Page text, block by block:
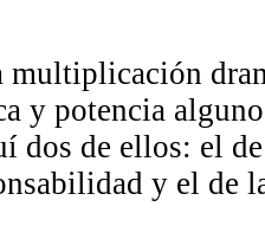
multiplicación
y potencia
dos de ellos: el
y el de